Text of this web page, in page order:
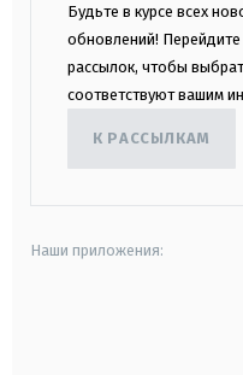
Будьте в курсе всех
обновлений! Перейдите
рассылок, чтобы
соответствуют вашим
К РАССЫЛКАМ
Наши приложения: